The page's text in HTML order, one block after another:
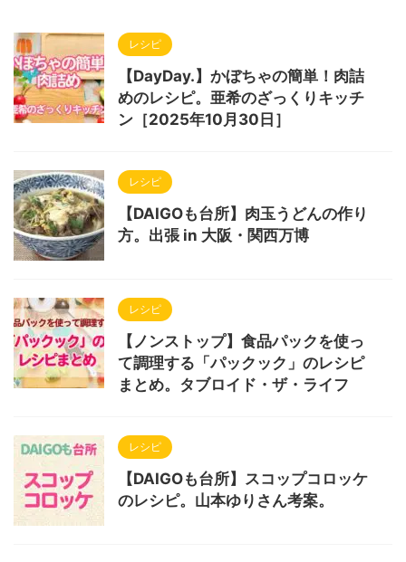
レシピ
【DayDay.】かぼちゃの簡単！肉詰
めのレシピ。亜希のざっくりキッチ
ン［2025年10月30日］
レシピ
【DAIGOも台所】肉玉うどんの作り
方。出張 in 大阪・関西万博
レシピ
【ノンストップ】食品パックを使っ
て調理する「パックック」のレシピ
まとめ。タブロイド・ザ・ライフ
レシピ
【DAIGOも台所】スコップコロッケ
のレシピ。山本ゆりさん考案。